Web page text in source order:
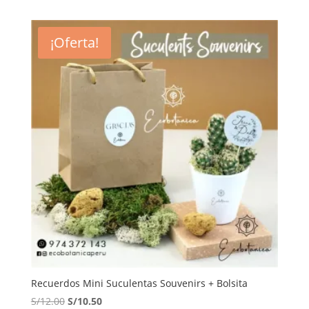
era:
S/11.00.
es:
S/9.50.
¡Oferta!
Recuerdos Mini Suculentas Souvenirs + Bolsita
S/12.00 El
S/10.50El